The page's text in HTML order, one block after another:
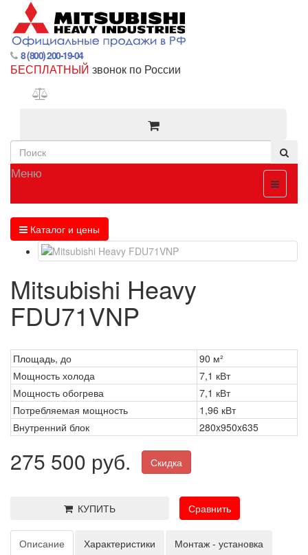
8 (800) 200-19-04
БЕСПЛАТНЫЙ звонок по России
Меню
Каталог и цены
Mitsubishi Heavy
FDU71VNP
Площадь, до
90 м²
Мощность холода
7,1 кВт
Мощность обогрева
7,1 кВт
Потребляемая мощность
1,96 кВт
Внутренний блок
280x950x635
275 500 руб. Скидка
КУПИТЬ Сравнить
Описание Характеристики
Монтаж - установка